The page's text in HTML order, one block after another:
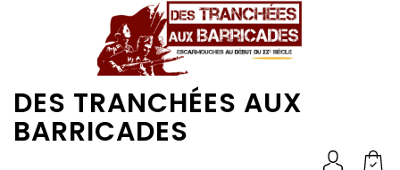
DES TRANCHÉES AUX
BARRICADES